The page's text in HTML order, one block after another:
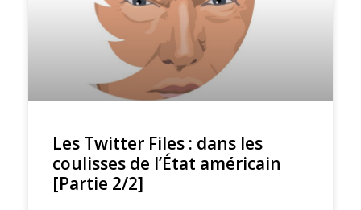
Les Twitter Files : dans les
coulisses de l’État américain
[Partie 2/2]